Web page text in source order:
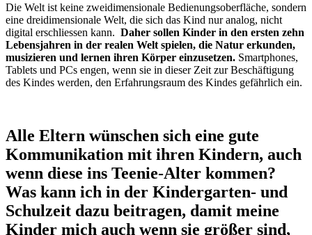
Die Welt ist keine zweidimensionale Bedienungsoberfläche, sondern
eine dreidimensionale Welt, die sich das Kind nur analog, nicht
digital erschliessen kann. Daher sollen Kinder in den ersten zehn
Lebensjahren in der realen Welt spielen, die Natur erkunden,
musizieren und lernen ihren Körper einzusetzen. Smartphones,
Tablets und PCs engen, wenn sie in dieser Zeit zur Beschäftigung
des Kindes werden, den Erfahrungsraum des Kindes gefährlich ein.
Alle Eltern wünschen sich eine gute
Kommunikation mit ihren Kindern, auch
wenn diese ins Teenie-Alter kommen?
Was kann ich in der Kindergarten- und
Schulzeit dazu beitragen, damit meine
Kinder mich auch wenn sie größer sind,